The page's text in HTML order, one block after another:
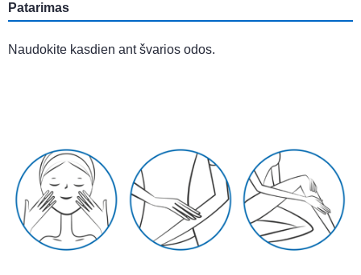
Patarimas
Naudokite kasdien ant švarios odos.